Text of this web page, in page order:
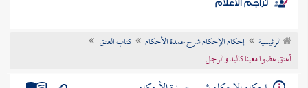
موضوعي
تراجم الأعلام
الرئيسية إحكام الإحكام شرح عمدة الأحكام
كتاب العتق
أعتق عضوا معينا كاليد والرجل